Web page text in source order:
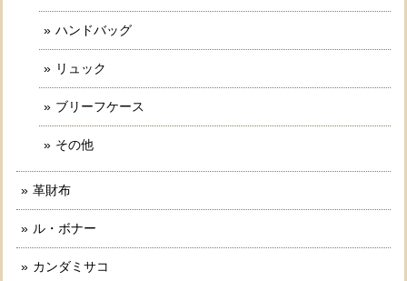
ハンドバッグ
リュック
ブリーフケース
その他
革財布
ル・ボナー
カンダミサコ